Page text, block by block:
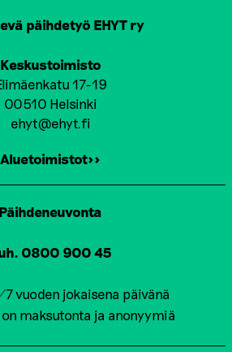
päihdetyö EHYT ry
Keskustoimisto
17-19
00510 Helsinki
ehyt@ehyt.fi
Aluetoimistot>>
Päihdeneuvonta
0800 900 45
vuoden jokaisena päivänä
maksutonta ja anonyymiä